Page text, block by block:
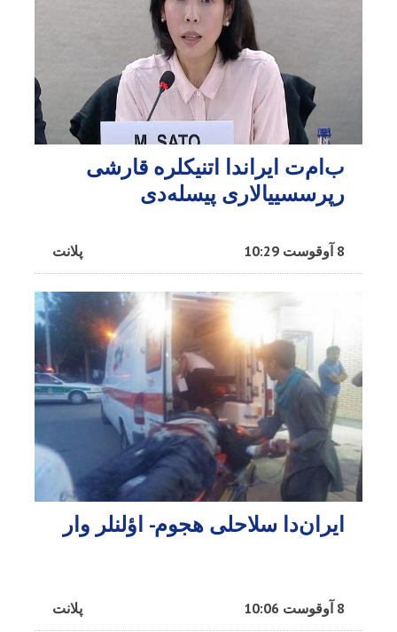
ب‌ام‌ت ایراندا اتنیکلره قارشی
رپرسسییالاری پیسله‌دی
پلانت 8 آوقوست 10:29
ایران‌دا سلاحلی هجوم- اؤلنلر وار
پلانت 8 آوقوست 10:06